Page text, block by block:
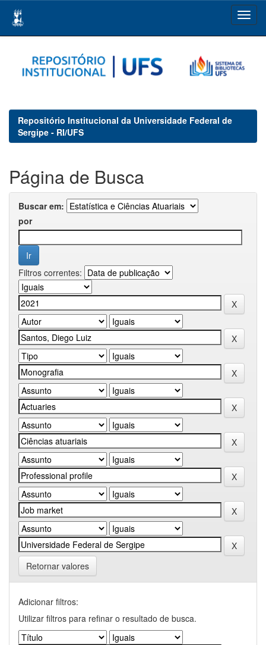
navigation
Repositório Institucional da Universidade Federal de
Sergipe - RI/UFS
Página de Busca
Buscar em:
por
Filtros correntes:
Retornar valores
Adicionar filtros:
Utilizar filtros para refinar o resultado de busca.